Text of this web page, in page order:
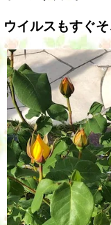
イルスもすぐ